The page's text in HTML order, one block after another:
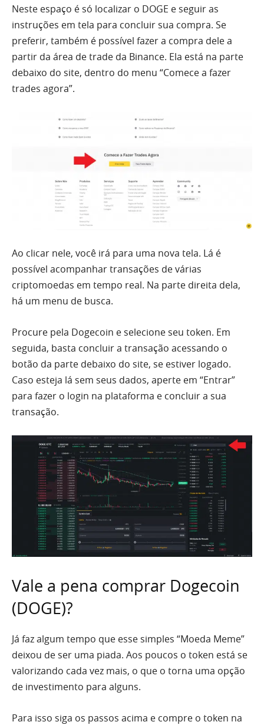
Neste espaço é só localizar o DOGE e seguir as
instruções em tela para concluir sua compra. Se
preferir, também é possível fazer a compra dele a
partir da área de trade da Binance. Ela está na parte
debaixo do site, dentro do menu “Comece a fazer
trades agora”.
Ao clicar nele, você irá para uma nova tela. Lá é
possível acompanhar transações de várias
criptomoedas em tempo real. Na parte direita dela,
há um menu de busca.
Procure pela Dogecoin e selecione seu token. Em
seguida, basta concluir a transação acessando o
botão da parte debaixo do site, se estiver logado.
Caso esteja lá sem seus dados, aperte em “Entrar”
para fazer o login na plataforma e concluir a sua
transação.
Vale a pena comprar Dogecoin
(DOGE)?
Já faz algum tempo que esse simples “Moeda Meme”
deixou de ser uma piada. Aos poucos o token está se
valorizando cada vez mais, o que o torna uma opção
de investimento para alguns.
Para isso siga os passos acima e compre o token na